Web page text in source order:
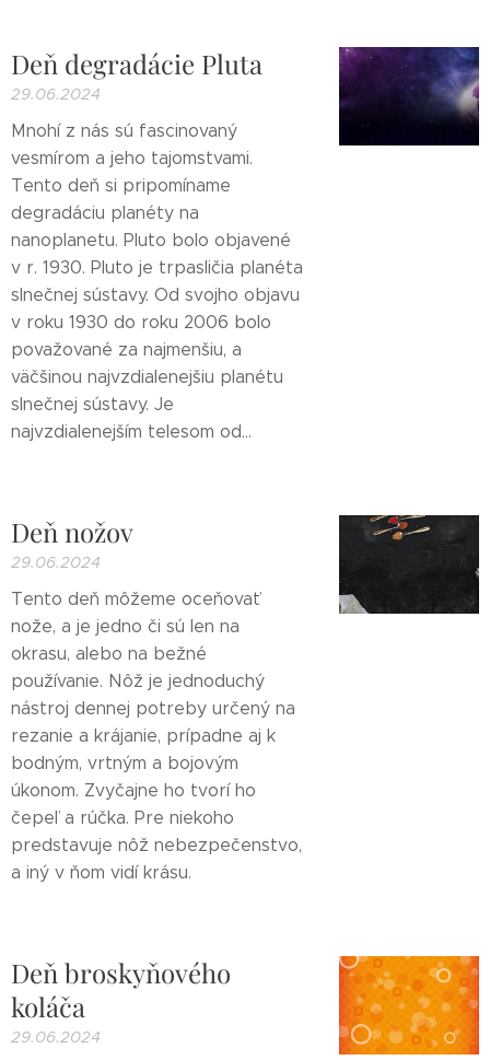
Deň degradácie Pluta
29.06.2024
Mnohí z nás sú fascinovaný
vesmírom a jeho tajomstvami.
Tento deň si pripomíname
degradáciu planéty na
nanoplanetu. Pluto bolo objavené
v r. 1930. Pluto je trpasličia planéta
slnečnej sústavy. Od svojho objavu
v roku 1930 do roku 2006 bolo
považované za najmenšiu, a
väčšinou najvzdialenejšiu planétu
slnečnej sústavy. Je
najvzdialenejším telesom od...
Deň nožov
29.06.2024
Tento deň môžeme oceňovať
nože, a je jedno či sú len na
okrasu, alebo na bežné
používanie. Nôž je jednoduchý
nástroj dennej potreby určený na
rezanie a krájanie, prípadne aj k
bodným, vrtným a bojovým
úkonom. Zvyčajne ho tvorí ho
čepeľ a rúčka. Pre niekoho
predstavuje nôž nebezpečenstvo,
a iný v ňom vidí krásu.
Deň broskyňového
koláča
29.06.2024